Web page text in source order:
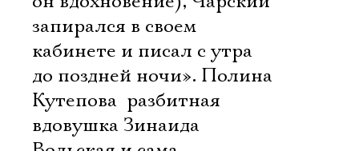
запирался в своем
кабинете и писал с утра
до поздней ночи». Полина
Кутепова  разбитная
вдовушка Зинаида